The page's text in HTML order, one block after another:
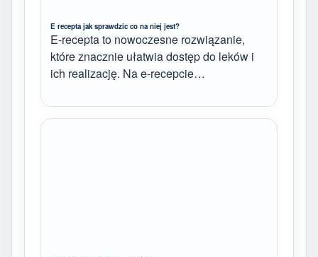
E recepta jak sprawdzic co na niej jest?
E-recepta to nowoczesne rozwiązanie,
które znacznie ułatwia dostęp do leków i
ich realizację. Na e-recepcie…